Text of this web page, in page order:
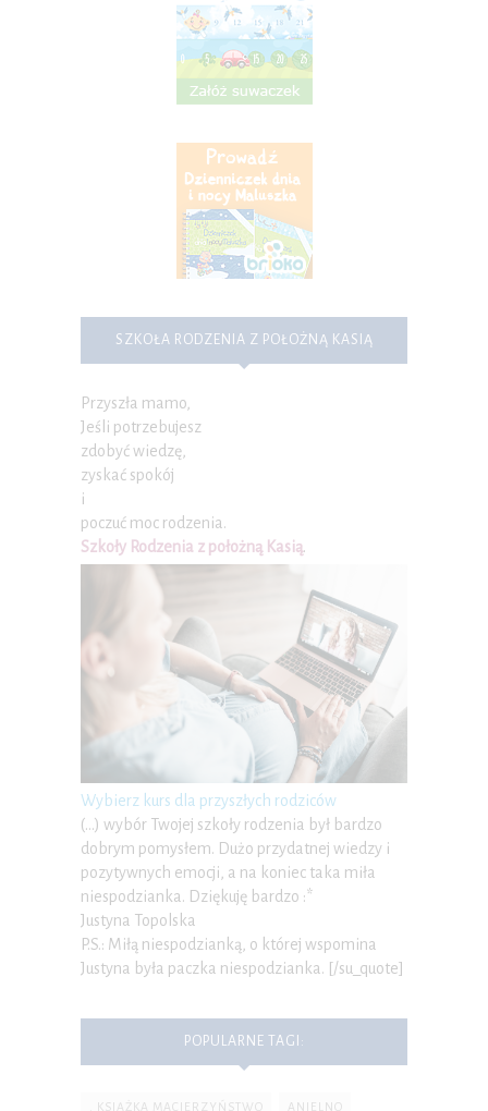
SZKOŁA RODZENIA Z POŁOŻNĄ KASIĄ
Przyszła mamo,
Jeśli potrzebujesz
zdobyć wiedzę,
zyskać spokój
i
poczuć moc rodzenia.
Szkoły Rodzenia z położną Kasią.
Wybierz kurs dla przyszłych rodziców
(…) wybór Twojej szkoły rodzenia był bardzo
dobrym pomysłem. Dużo przydatnej wiedzy i
pozytywnych emocji, a na koniec taka miła
niespodzianka. Dziękuję bardzo :*
Justyna Topolska
P.S.: Miłą niespodzianką, o której wspomina
Justyna była paczka niespodzianka. [/su_quote]
POPULARNE TAGI:
. KSIĄŻKA MACIERZYŃSTWO ANIELNO